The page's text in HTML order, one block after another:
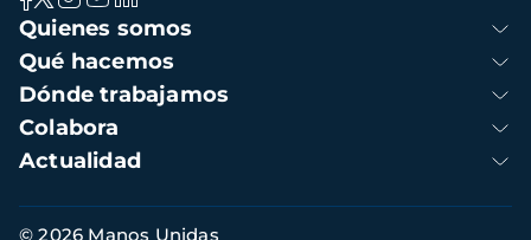
Navegación
principal
Quienes somos
Qué hacemos
Dónde trabajamos
Colabora
Actualidad
Información
© 2026 Manos Unidas